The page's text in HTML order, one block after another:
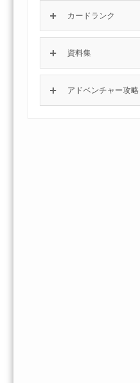
カードランク
資料集
アドベンチャー攻略